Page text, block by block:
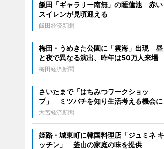
飯田「ギャラリー南無」の睡蓮池 赤い
スイレンが見頃迎える
飯田経済新聞
梅田・うめきた公園に「雲海」出現 昼
と夜で異なる演出、昨年は50万人来場
梅田経済新聞
さいたまで「はちみつワークショッ
プ」 ミツバチを知り生活考える機会に
大宮経済新聞
姫路・城東町に韓国料理店「ジュミネ キ
ッチン」 釜山の家庭の味を提供